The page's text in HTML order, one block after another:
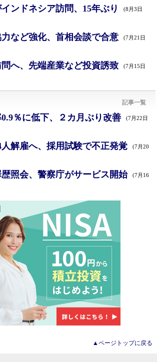
ンドネシア訪問、15年ぶり (8月3日
など強化、首相会談で合意 (7月21日
へ、先端産業など投資誘致 (7月15日
記事一覧
％に低下、２カ月ぶり改善 (7月22日
人解雇へ、採用試験で不正発覚
(7月20
照会、警察庁がサービス開始
(7月16
▲ページトップに戻る